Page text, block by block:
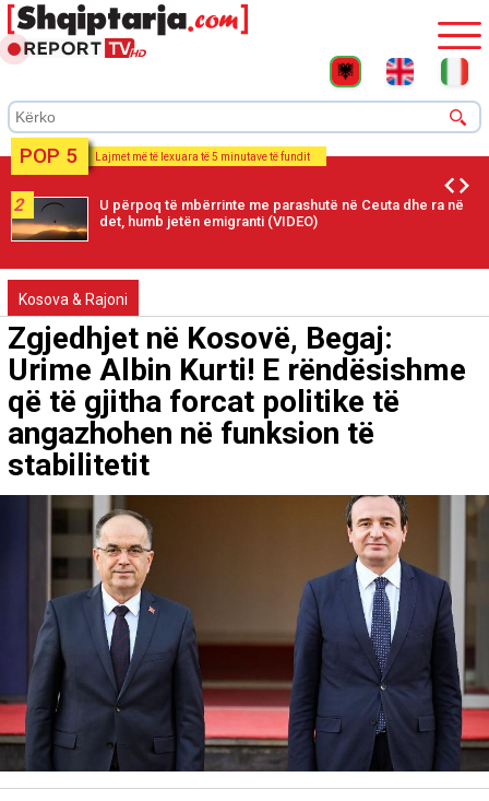
POP 5 Lajmet më të lexuara të 5 minutave të fundit
2
U përpoq të mbërrinte me parashutë në Ceuta dhe ra në
det, humb jetën emigranti (VIDEO)
Kosova & Rajoni
Zgjedhjet në Kosovë, Begaj:
Urime Albin Kurti! E rëndësishme
që të gjitha forcat politike të
angazhohen në funksion të
stabilitetit